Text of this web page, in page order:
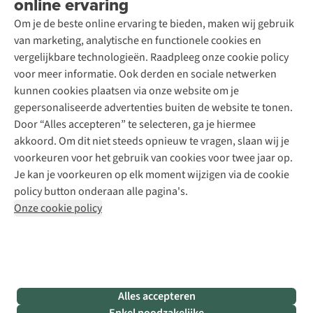
Om je de beste online ervaring te bieden, maken wij gebruik
van marketing, analytische en functionele cookies en
vergelijkbare technologieën. Raadpleeg onze cookie policy
voor meer informatie. Ook derden en sociale netwerken
kunnen cookies plaatsen via onze website om je
gepersonaliseerde advertenties buiten de website te tonen.
Door “Alles accepteren” te selecteren, ga je hiermee
akkoord. Om dit niet steeds opnieuw te vragen, slaan wij je
voorkeuren voor het gebruik van cookies voor twee jaar op.
Je kan je voorkeuren op elk moment wijzigen via de cookie
policy button onderaan alle pagina's.
Onze cookie policy
Alles accepteren
Contact
Toegankelijkheidsverklaring
Schoenonderhoud
Schoenherstelling
Kledingherstelling
Retouches
Voor bedrijven
Explore Academy
Explore Camp
Gear Check
Inspiratie & advies
Meld je aan voor de nieuwsbrief
Follow us
Disclaimer Privacy Policy
Algemene voorwaarden
Cookie Policy